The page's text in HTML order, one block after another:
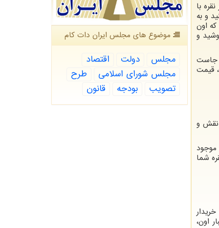
با
و به
اون
و
جاست
قیمت
نقش و
نقره موجود
نقره شما
اون،
موضوع های مجلس ایران دات كام
مجلس دولت
اقتصاد
مجلس شورای اسلامی
طرح
تصویب
بودجه قانون